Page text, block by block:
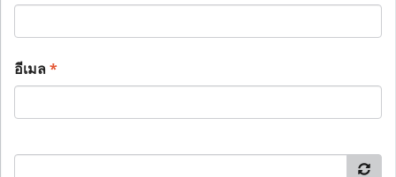
อีเมล*